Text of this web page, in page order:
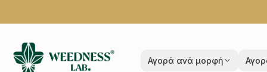
Αγορά ανά μορφή